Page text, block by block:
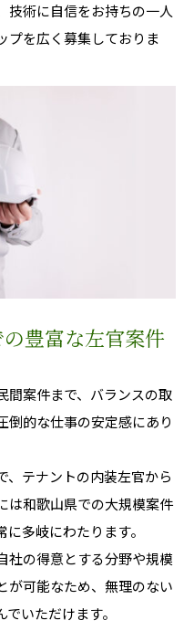
技術に自信をお持ちの一人
プを広く募集しておりま
豊富な左官案件
間案件まで、バランスの取
倒的な仕事の安定感にあり
、テナントの内装左官から
は和歌山県での大規模案件
多岐にわたります。
社の得意とする分野や規模
が可能なため、無理のない
いただけます。